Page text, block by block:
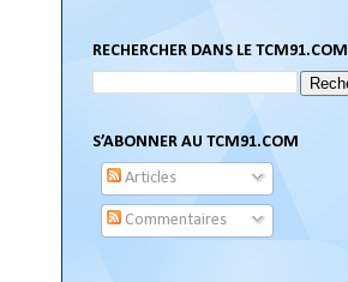
RECHERCHER DANS LE TCM91.COM
S’ABONNER AU TCM91.COM
Articles
Commentaires